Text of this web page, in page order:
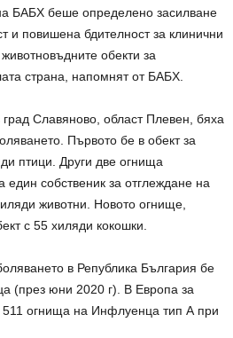
БАБХ беше определено засилване
и повишена бдителност за клинични
обекти за
страна, напомнят от БАБХ.
Славяново, област Плевен, бяха
Първото бе в обект за
птици. Други две огнища
един собственик за отглеждане на
животни. Новото огнище,
с 55 хиляди кокошки.
в Република България бе
(през юни 2020 г). В Европа за
огнища на Инфлуенца тип А при